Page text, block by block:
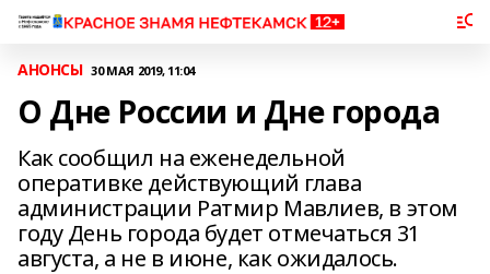
АНОНСЫ 30 МАЯ 2019, 11:04
О Дне России и Дне города
Как сообщил на еженедельной
оперативке действующий глава
администрации Ратмир Мавлиев, в этом
году День города будет отмечаться 31
августа, а не в июне, как ожидалось.